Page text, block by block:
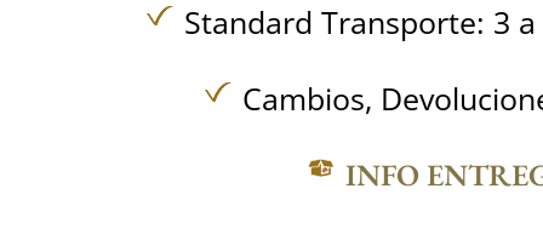
Standard Transporte: 3
Cambios,
INFO